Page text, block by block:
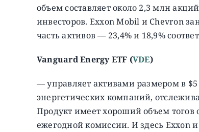
объем составляет около 2,3 млн
инвесторов. Exxon Mobil и Chevron
часть активов — 23,4% и 18,9%
Vanguard Energy ETF (VDE)
— управляет активами размером в
энергетических компаний,
Продукт имеет хороший объем тогов
ежегодной комиссии. И здесь Exxon